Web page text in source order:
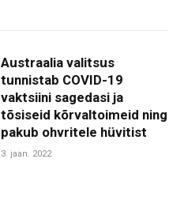
Austraalia valitsus
tunnistab COVID-19
vaktsiini sagedasi ja
tõsiseid kõrvaltoimeid ning
pakub ohvritele hüvitist
3. jaan. 2022